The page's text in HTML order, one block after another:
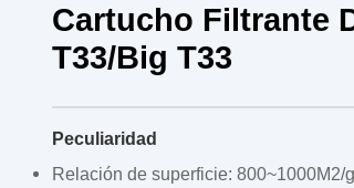
Cartucho Filtrante
T33/Big T33
Peculiaridad
Relación de superficie: 800~1000M2/g